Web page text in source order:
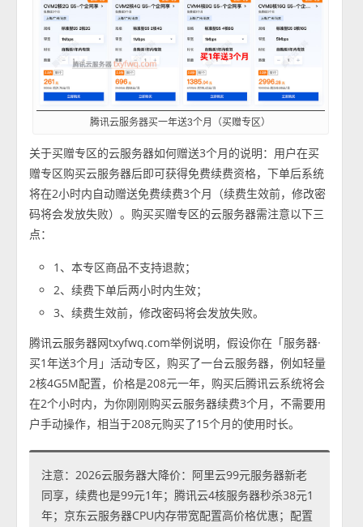
腾讯云服务器买一年送3个月（买赠专区）
关于买赠专区的云服务器如何赠送3个月的说明：用户在买
赠专区购买云服务器后即可获得免费续费资格，下单后系统
将在2小时内自动赠送免费续费3个月（续费生效前，修改密
码将会发放失败）。购买买赠专区的云服务器需注意以下三
点：
1、本专区商品不支持退款；
2、续费下单后两小时内生效；
3、续费生效前，修改密码将会发放失败。
腾讯云服务器网txyfwq.com举例说明，假设你在「服务器·
买1年送3个月」活动专区，购买了一台云服务器，例如轻量
2核4G5M配置，价格是208元一年，购买后腾讯云系统将会
在2个小时内，为你刚刚购买云服务器续费3个月，不需要用
户手动操作，相当于208元购买了15个月的使用时长。
注意：2026云服务器大降价：阿里云99元服务器新老
同享，续费也是99元1年；腾讯云4核服务器秒杀38元1
年；京东云服务器CPU内存带宽配置高价格优惠；配置